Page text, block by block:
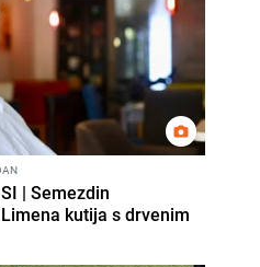
| Semezdin
kutija s drvenim